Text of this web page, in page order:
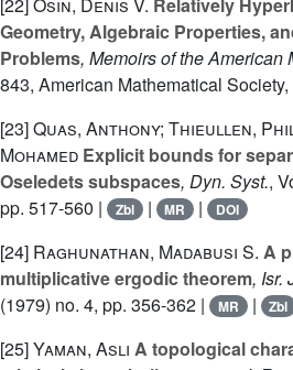
Geometry, Algebraic Properties,
Problems, Memoirs of the American
843, American Mathematical
[23]Quas, Anthony; Thieullen,
Mohamed Explicit bounds for
Oseledets subspaces, Dyn. Syst.,
pp. 517-560 |
Zbl | MR | DOI
[24] Raghunathan, Madabusi S. A
multiplicative ergodic theorem, Isr.
(1979) no. 4, pp. 356-362 |
MR | Zbl
[25]Yaman, Asli A topological